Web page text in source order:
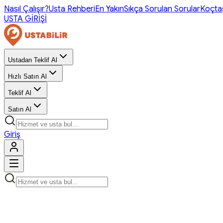
Nasıl Çalışır?Usta RehberiEn YakınSıkça Sorulan Sorular
USTA GİRİŞİ
Ustadan Teklif Al
Hızlı Satın Al
Teklif Al
Satın Al
Giriş